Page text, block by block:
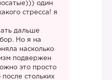
один
стресса! я
дальше
Но я на
насколько
подвержен
это просто
стольких